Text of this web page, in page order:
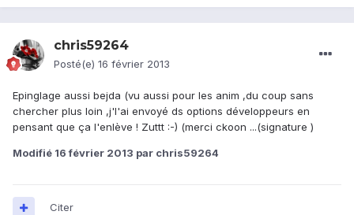
chris59264
Posté(e) 16 février 2013
Epinglage aussi bejda (vu aussi pour les anim ,du coup sans
chercher plus loin ,j'l'ai envoyé ds options développeurs en
pensant que ça l'enlève ! Zuttt :-) (merci ckoon ...(signature )
Modifié 16 février 2013 par chris59264
Citer